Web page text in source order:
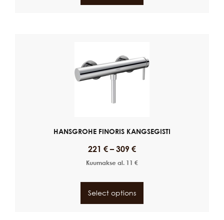
HANSGROHE FINORIS KANGSEGISTI
221 € – 309 €
Kuumakse al. 11 €
Select options